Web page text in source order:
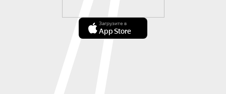
Загрузите в
App Store